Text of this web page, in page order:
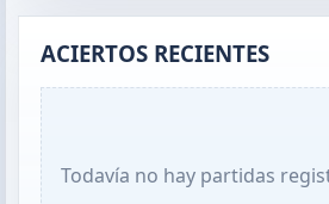
ACIERTOS RECIENTES
Todavía no hay partidas